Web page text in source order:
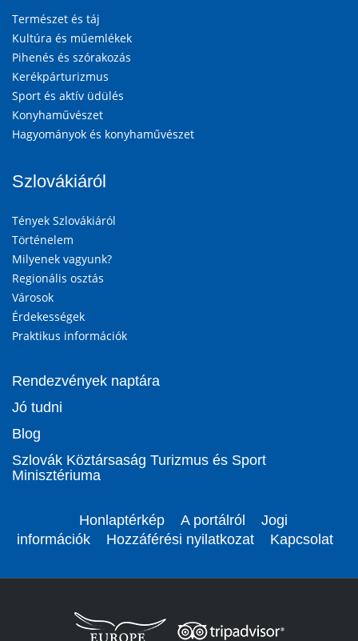
Természet és táj
Kultúra és műemlékek
Pihenés és szórakozás
Kerékpárturizmus
Sport és aktív üdülés
Konyhaművészet
Hagyományok és konyhaművészet
Szlovákiáról
Tények Szlovákiáról
Történelem
Milyenek vagyunk?
Regionális osztás
Városok
Érdekességek
Praktikus információk
Rendezvények naptára
Jó tudni
Blog
Szlovák Köztársaság Turizmus és Sport
Minisztériuma
Honlaptérkép A portálról
Jogi
információk
Hozzáférési nyilatkozat Kapcsolat